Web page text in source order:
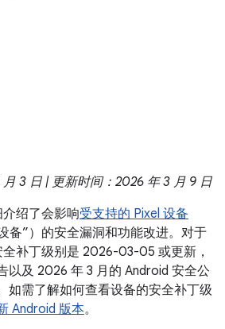
3 日 | 更新时间：2026 年 3 月 9 日
绍了会影响受支持的 Pixel 设备
备”）的安全漏洞和功能改进。对于
补丁级别是 2026-03-05 或更新，
以及 2026 年 3 月的 Android 安全公
如需了解如何查看设备的安全补丁级
Android 版本。